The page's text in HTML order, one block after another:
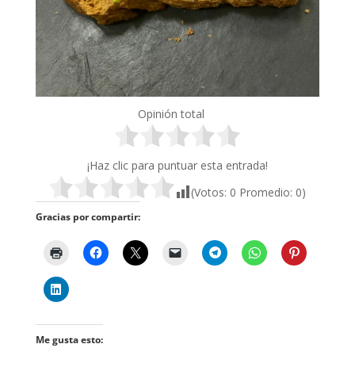
Opinión total
¡Haz clic para puntuar esta entrada!
(Votos: 0 Promedio: 0)
Gracias por compartir:
Me gusta esto: